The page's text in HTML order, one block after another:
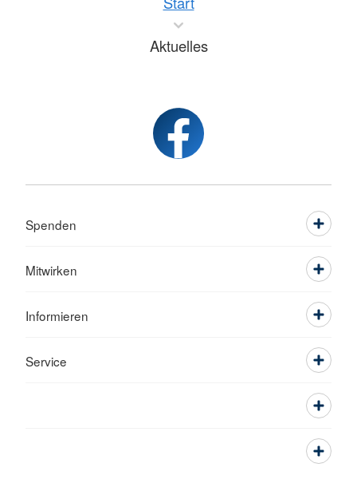
Aktuelles
Spenden
Mitwirken
Informieren
Service